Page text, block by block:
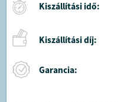
Kiszállítási idő:
Kiszállítási díj:
Garancia: